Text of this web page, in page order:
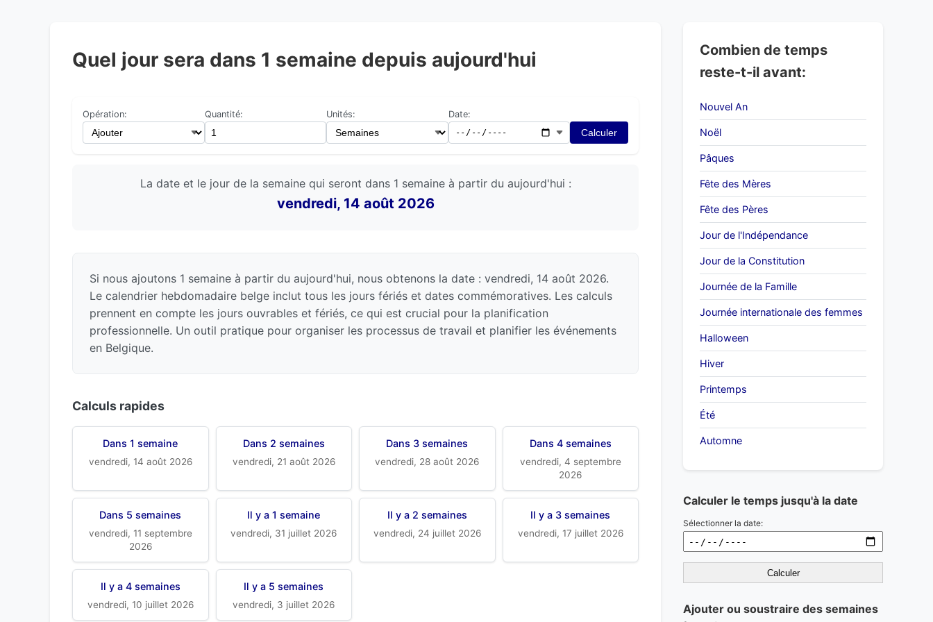
Quel jour sera dans 1 semaine depuis aujourd'hui
Opération: Quantité: Unités: Date:
Calculer
La date et le jour de la semaine qui seront dans 1 semaine à partir du aujourd'hui :
vendredi, 14 août 2026
Si nous ajoutons 1 semaine à partir du aujourd'hui, nous obtenons la date : vendredi, 14 août 2026.
Le calendrier hebdomadaire belge inclut tous les jours fériés et dates commémoratives. Les calculs
prennent en compte les jours ouvrables et fériés, ce qui est crucial pour la planification
professionnelle. Un outil pratique pour organiser les processus de travail et planifier les événements
en Belgique.
Calculs rapides
Dans 1 semaine
vendredi, 14 août 2026
Dans 2 semaines
vendredi, 21 août 2026
Dans 3 semaines
vendredi, 28 août 2026
Dans 4 semaines
vendredi, 4 septembre
2026
Dans 5 semaines
vendredi, 11 septembre
2026
Il y a 1 semaine
vendredi, 31 juillet 2026
Il y a 2 semaines
vendredi, 24 juillet 2026
Il y a 3 semaines
vendredi, 17 juillet 2026
Il y a 4 semaines
vendredi, 10 juillet 2026
Il y a 5 semaines
vendredi, 3 juillet 2026
Combien de temps
reste-t-il avant:
Nouvel An
Noël
Pâques
Fête des Mères
Fête des Pères
Jour de l'Indépendance
Jour de la Constitution
Journée de la Famille
Journée internationale des femmes
Halloween
Hiver
Printemps
Été
Automne
Calculer le temps jusqu'à la date
Sélectionner la date:
Calculer
Ajouter ou soustraire des semaines